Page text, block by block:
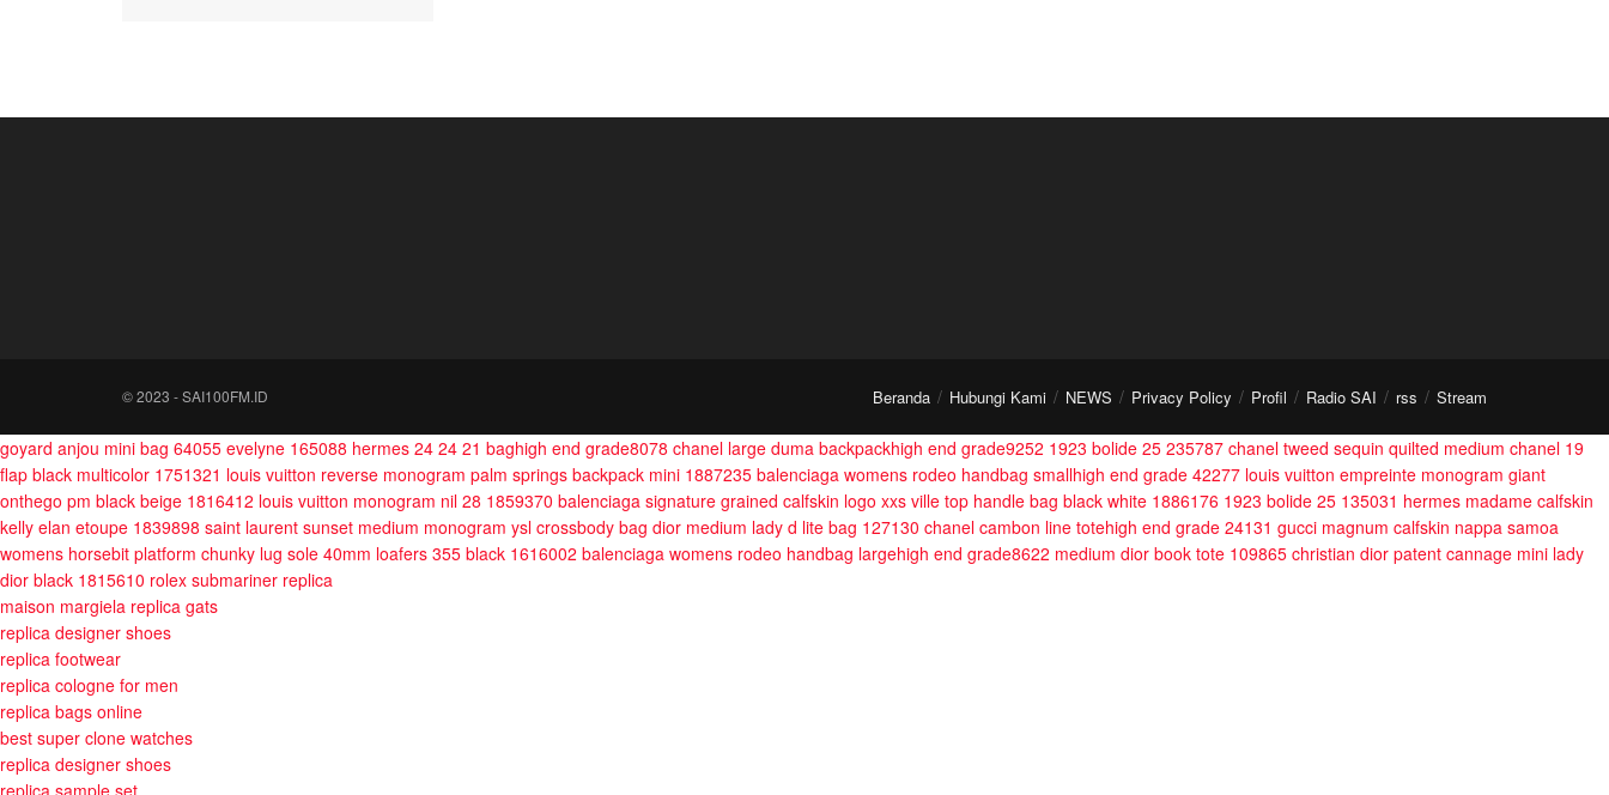
Beranda Hubungi Kami NEWS Privacy Policy Profil Radio SAI rss Stream
© 2023 - SAI100FM.ID
goyard anjou mini bag 64055 evelyne 165088 hermes 24 24 21 baghigh end grade8078 chanel large duma backpackhigh end grade9252 1923 bolide 25 235787 chanel tweed sequin quilted medium chanel 19
flap black multicolor 1751321 louis vuitton reverse monogram palm springs backpack mini 1887235 balenciaga womens rodeo handbag smallhigh end grade 42277 louis vuitton empreinte monogram giant
onthego pm black beige 1816412 louis vuitton monogram nil 28 1859370 balenciaga signature grained calfskin logo xxs ville top handle bag black white 1886176 1923 bolide 25 135031 hermes madame calfskin
kelly elan etoupe 1839898 saint laurent sunset medium monogram ysl crossbody bag dior medium lady d lite bag 127130 chanel cambon line totehigh end grade 24131 gucci magnum calfskin nappa samoa
womens horsebit platform chunky lug sole 40mm loafers 355 black 1616002 balenciaga womens rodeo handbag largehigh end grade8622 medium dior book tote 109865 christian dior patent cannage mini lady
dior black 1815610 rolex submariner replica
maison margiela replica gats
replica designer shoes
replica footwear
replica cologne for men
replica bags online
best super clone watches
replica designer shoes
replica sample set